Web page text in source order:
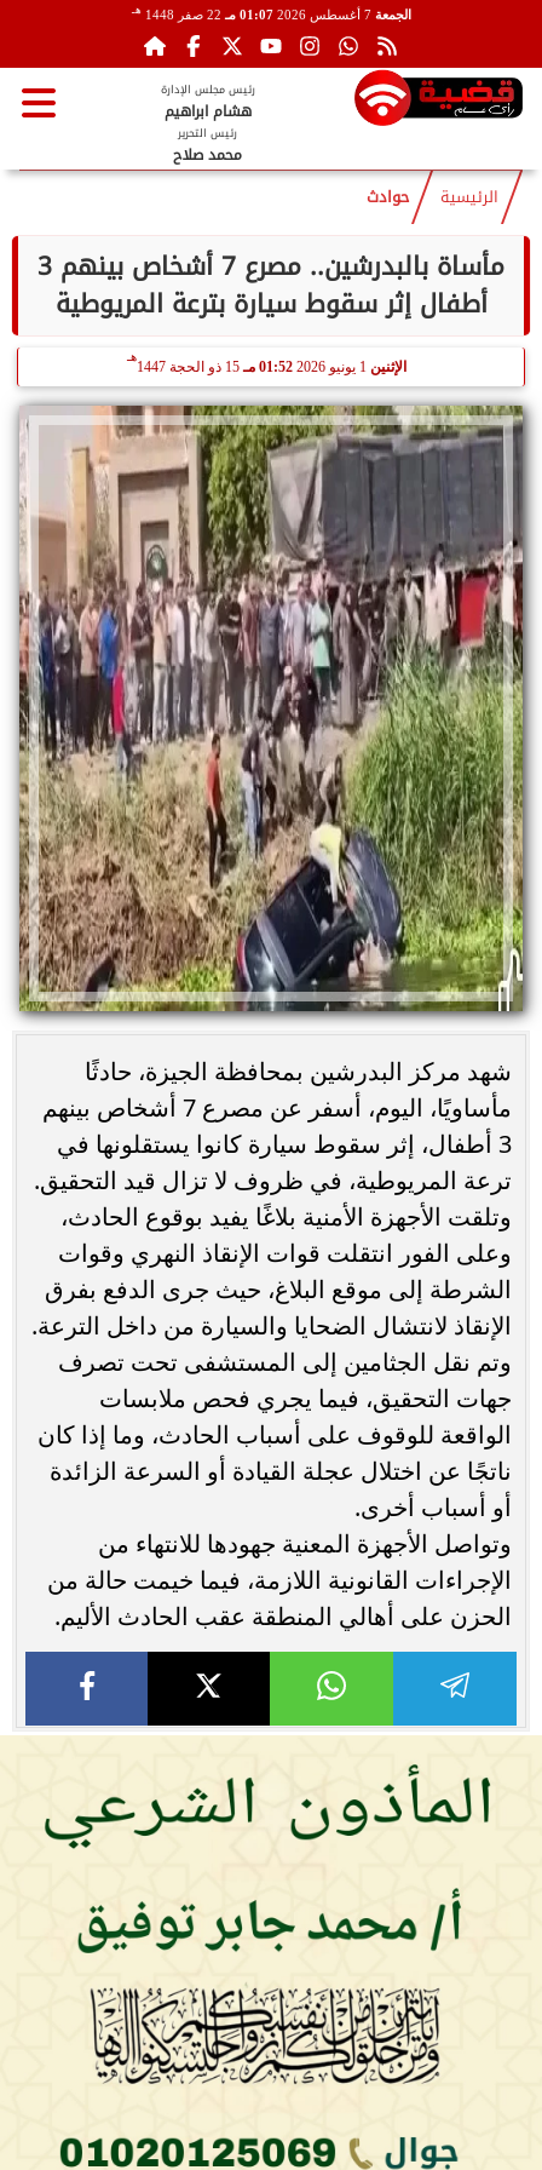
الجمعة 7 أغسطس 2026 01:07 مـ 22 صفر 1448 هـ
رئيس مجلس الإدارة
هشام ابراهيم
رئيس التحرير
محمد صلاح
الرئيسية حوادث
مأساة بالبدرشين.. مصرع 7 أشخاص بينهم 3
أطفال إثر سقوط سيارة بترعة المريوطية
الإثنين 1 يونيو 2026 01:52 مـ 15 ذو الحجة 1447
هـ
شهد مركز البدرشين بمحافظة الجيزة، حادثًا
مأساويًا، اليوم، أسفر عن مصرع 7 أشخاص بينهم
3 أطفال، إثر سقوط سيارة كانوا يستقلونها في
ترعة المريوطية، في ظروف لا تزال قيد التحقيق.
وتلقت الأجهزة الأمنية بلاغًا يفيد بوقوع الحادث،
وعلى الفور انتقلت قوات الإنقاذ النهري وقوات
الشرطة إلى موقع البلاغ، حيث جرى الدفع بفرق
الإنقاذ لانتشال الضحايا والسيارة من داخل الترعة.
وتم نقل الجثامين إلى المستشفى تحت تصرف
جهات التحقيق، فيما يجري فحص ملابسات
الواقعة للوقوف على أسباب الحادث، وما إذا كان
ناتجًا عن اختلال عجلة القيادة أو السرعة الزائدة
أو أسباب أخرى.
وتواصل الأجهزة المعنية جهودها للانتهاء من
الإجراءات القانونية اللازمة، فيما خيمت حالة من
الحزن على أهالي المنطقة عقب الحادث الأليم.